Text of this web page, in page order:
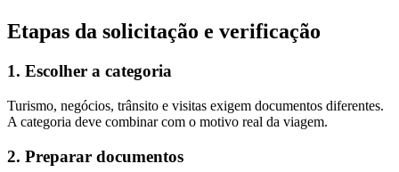
Etapas da solicitação e verificação
1. Escolher a categoria
Turismo, negócios, trânsito e visitas exigem documentos diferentes.
A categoria deve combinar com o motivo real da viagem.
2. Preparar documentos